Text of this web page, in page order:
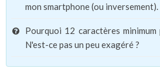
mon smartphone (ou inversement).
Pourquoi 12 caractères
N'est-ce pas un peu exagéré ?